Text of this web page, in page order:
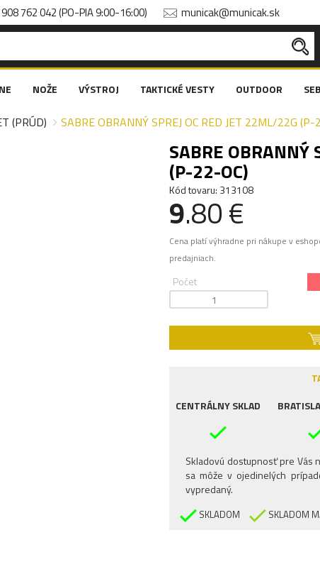
762 042 (PO-PIA 9:00-16:00) municak@municak.sk
NOŽE VÝSTROJ TAKTICKÉ VESTY OUTDOOR
(PRÚD) SABRE OBRANNÝ SPREJ OC RED JET 22ML/22G (P-
SABRE OBRANNÝ
(P-22-OC)
Kód tovaru: 313108
9.80 €
Cena platí výhradne pri nákupe v
predajniach.
Počet
CENTRÁLNY SKLAD
Skladovú dostupnosť pre Vás
sa môže v ojedinelých
vypredaný.
SKLADOM SKLADOM